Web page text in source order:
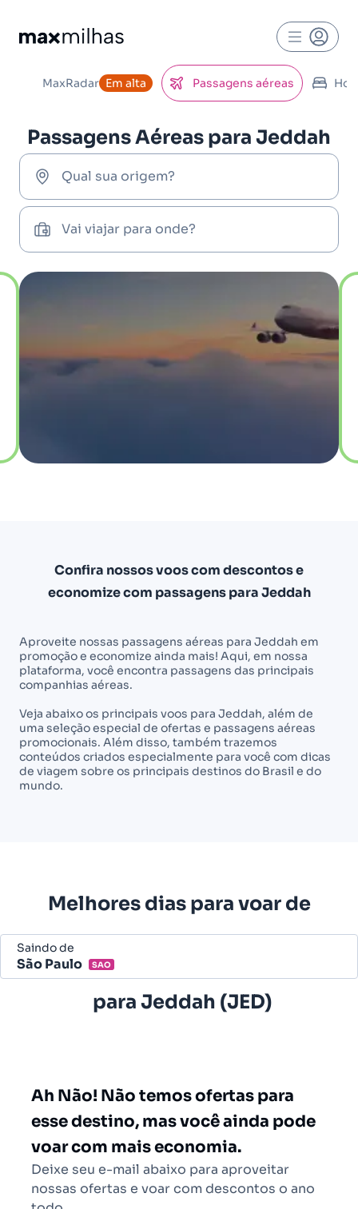
MaxRadar Em alta Passagens aéreas
Passagens Aéreas para Jeddah
Qual sua origem?
Vai viajar para onde?
Confira nossos voos com descontos e
economize com passagens para Jeddah
Aproveite nossas passagens aéreas para Jeddah em
promoção e economize ainda mais! Aqui, em nossa
plataforma, você encontra passagens das principais
companhias aéreas.
Veja abaixo os principais voos para Jeddah, além de
uma seleção especial de ofertas e passagens aéreas
promocionais. Além disso, também trazemos
conteúdos criados especialmente para você com dicas
de viagem sobre os principais destinos do Brasil e do
mundo.
Melhores dias para voar de
Saindo de
São Paulo SAO
Belo Horizonte - Todos (BHZ)
para Jeddah (JED)
Ah Não! Não temos ofertas para
esse destino, mas você ainda pode
voar com mais economia.
Deixe seu e-mail abaixo para aproveitar
nossas ofertas e voar com descontos o ano